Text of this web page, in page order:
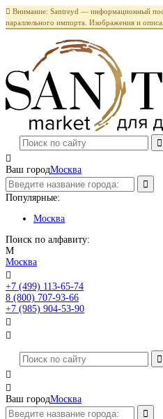
 Внимание: Santreyd — информационный
параллельного импорта. Изображения и

Ваш городМосква
Популярные:
Москва
Поиск по алфавиту:
М
Москва

+7 (499) 113-65-74
8 (800) 707-93-66
+7 (985) 904-53-90




Ваш городМосква